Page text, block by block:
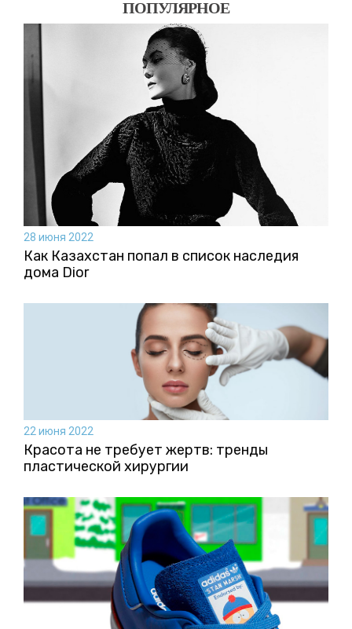
ПОПУЛЯРНОЕ
28 июня 2022
Как Казахстан попал в список наследия
дома Dior
22 июня 2022
Красота не требует жертв: тренды
пластической хирургии